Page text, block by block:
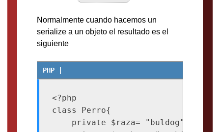
Normalmente cuando hacemos un
serialize a un objeto el resultado es el
siguiente
<?php
class Perro{
    private $raza= "buldog";